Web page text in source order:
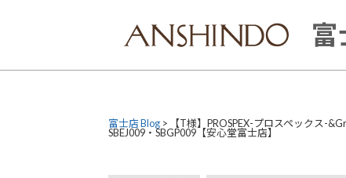
富
富士店 Blog > 【T様】PROSPEX-プロスペックス-
SBEJ009・SBGP009【安心堂富士店】